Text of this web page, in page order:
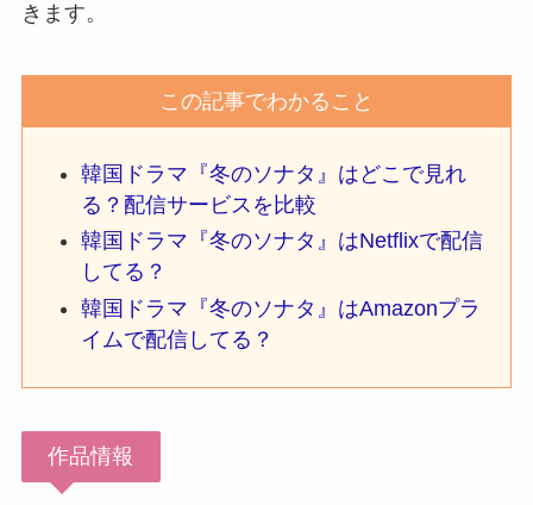
きます。
この記事でわかること
韓国ドラマ『冬のソナタ』はどこで見れ
る？配信サービスを比較
韓国ドラマ『冬のソナタ』はNetflixで配信
してる？
韓国ドラマ『冬のソナタ』はAmazonプラ
イムで配信してる？
作品情報